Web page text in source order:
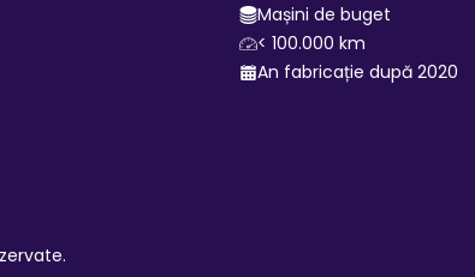
Mașini de buget
< 100.000 km
An fabricație după 2020